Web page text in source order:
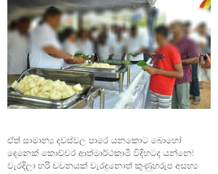
ඒත් සාමාන්‍ය දවස්වල පාරෙ යනකොට බොහෝ
දෙනෙක් කොච්චර ආත්මාර්ථකාමී විදිහටද යන්නෙ!
වැරදිලා හරි වචනයක් වැරදුනොත් කුණුහරුප අසභ්‍ය